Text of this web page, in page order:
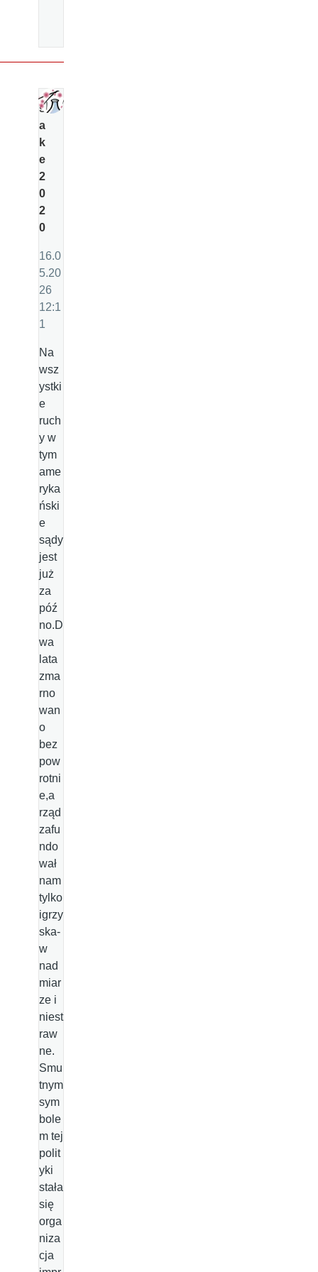
s
a
k
e
2
0
2
0
16.0
5.20
26
12:1
1
Na
wsz
ystki
e
ruch
y w
tym
ame
ryka
ński
e
sądy
jest
już
za
póź
no.D
wa
lata
zma
rno
wan
o
bez
pow
rotni
e,a
rząd
zafu
ndo
wał
nam
tylko
igrzy
ska-
w
nad
miar
ze i
niest
raw
ne.
Smu
tnym
sym
bole
m tej
polit
yki
stała
się
orga
niza
cja